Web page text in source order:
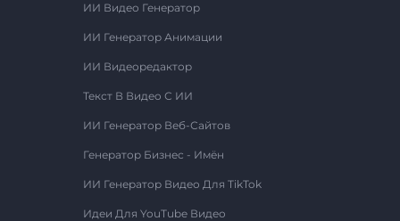
ИИ Видео Генератор
ИИ Генератор Анимации
ИИ Видеоредактор
Текст В Видео С ИИ
ИИ Генератор Веб-Сайтов
Генератор Бизнес - Имён
ИИ Генератор Видео Для TikTok
Идеи Для YouTube Видео